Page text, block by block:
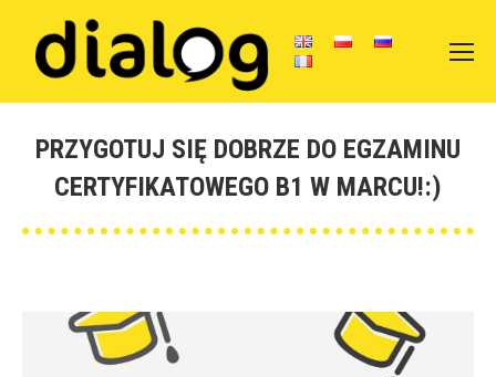
PRZYGOTUJ SIĘ DOBRZE DO EGZAMINU
CERTYFIKATOWEGO B1 W MARCU!:)